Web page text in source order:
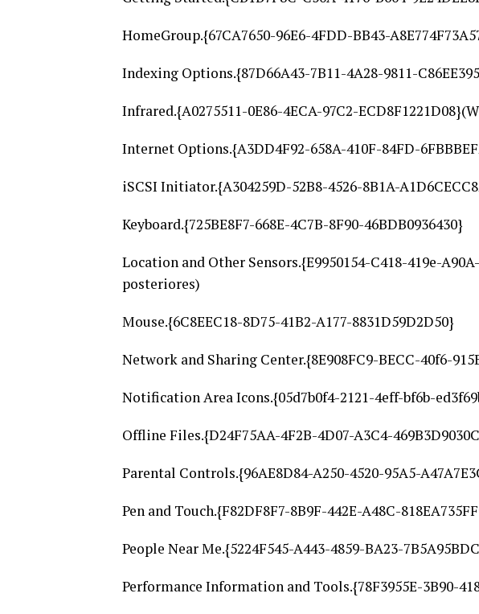
HomeGroup.{67CA7650-96E6-4FDD-BB43-
Indexing Options.{87D66A43-7B11-4A28-9811-
Infrared.{A0275511-0E86-4ECA-97C2-
Internet Options.{A3DD4F92-658A-410F-84FD-
iSCSI Initiator.{A304259D-52B8-4526-8B1A-
Keyboard.{725BE8F7-668E-4C7B-8F90-46BDB0936430}
Location and Other Sensors.{E9950154-C418-419e-
posteriores)
Mouse.{6C8EEC18-8D75-41B2-A177-8831D59D2D50}
Network and Sharing Center.{8E908FC9-BECC-40f6-
Notification Area Icons.{05d7b0f4-2121-4eff-bf6b-
Offline Files.{D24F75AA-4F2B-4D07-A3C4-
Parental Controls.{96AE8D84-A250-4520-95A5-
Pen and Touch.{F82DF8F7-8B9F-442E-A48C-
People Near Me.{5224F545-A443-4859-BA23-
Performance Information and Tools.{78F3955E-3B90-